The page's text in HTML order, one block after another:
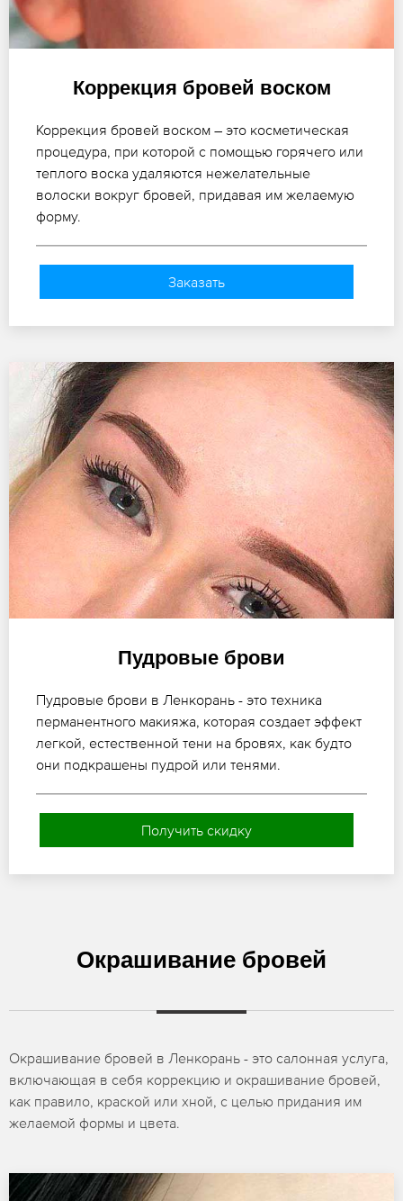
Коррекция бровей воском
Коррекция бровей воском – это косметическая
процедура, при которой с помощью горячего или
теплого воска удаляются нежелательные
волоски вокруг бровей, придавая им желаемую
форму.
Заказать
Пудровые брови
Пудровые брови в Ленкорань - это техника
перманентного макияжа, которая создает эффект
легкой, естественной тени на бровях, как будто
они подкрашены пудрой или тенями.
Получить скидку
Окрашивание бровей
Окрашивание бровей в Ленкорань - это салонная услуга,
включающая в себя коррекцию и окрашивание бровей,
как правило, краской или хной, с целью придания им
желаемой формы и цвета.